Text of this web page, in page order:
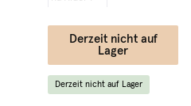
Derzeit nicht auf
Lager
Derzeit nicht auf Lager